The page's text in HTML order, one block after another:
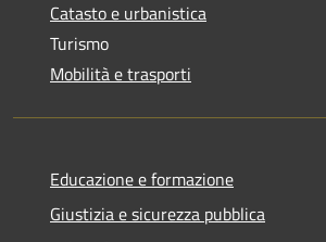
Catasto e urbanistica
Turismo
Mobilità e trasporti
Educazione e formazione
Giustizia e sicurezza pubblica